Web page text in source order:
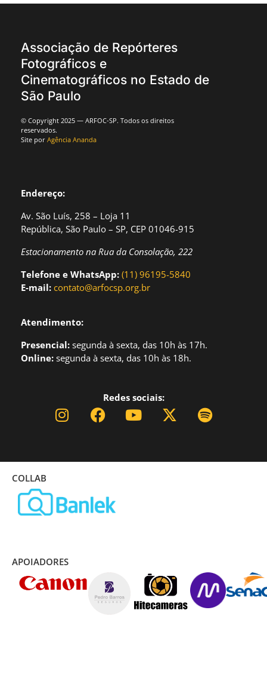
Associação de Repórteres
Fotográficos e
Cinematográficos no Estado de
São Paulo
© Copyright 2025 — ARFOC-SP. Todos os direitos
reservados.
Site por Agência Ananda
Endereço:
Av. São Luís, 258 – Loja 11
República, São Paulo – SP, CEP 01046-915
Estacionamento na Rua da Consolação, 222
Telefone e WhatsApp: (11) 96195-5840
E-mail: contato@arfocsp.org.br
Atendimento:
Presencial: segunda à sexta, das 10h às 17h.
Online: segunda à sexta, das 10h às 18h.
Redes sociais:
COLLAB
APOIADORES